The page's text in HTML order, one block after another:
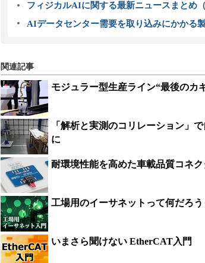
フィジカルAIに関する最新ニュースまとめ
AIデータセンター需要を取り込みにかかる
関連記事
モジュラー型生産ライン“最後の
「解析と実測のコリレーション」
に
耐環境性能を高めた車載品質コネ
工場用のイーサネットって何だろう
いまさら聞けない EtherCAT入門